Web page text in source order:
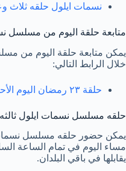
نسمات ايلول حلقه ثلاث
متابعة حلقة اليوم من مسلسل نسمات
خلال الرابط التالي:
حلقة ٢٣ رمضان اليوم الأحد مسلسل نسمات ايلول
حلقه مسلسل نسمات ايلول
يمكن حضور حلقه مسلسل نسمات
مساء اليوم في تمام الساعة
يقابلها في باقي البلدان.